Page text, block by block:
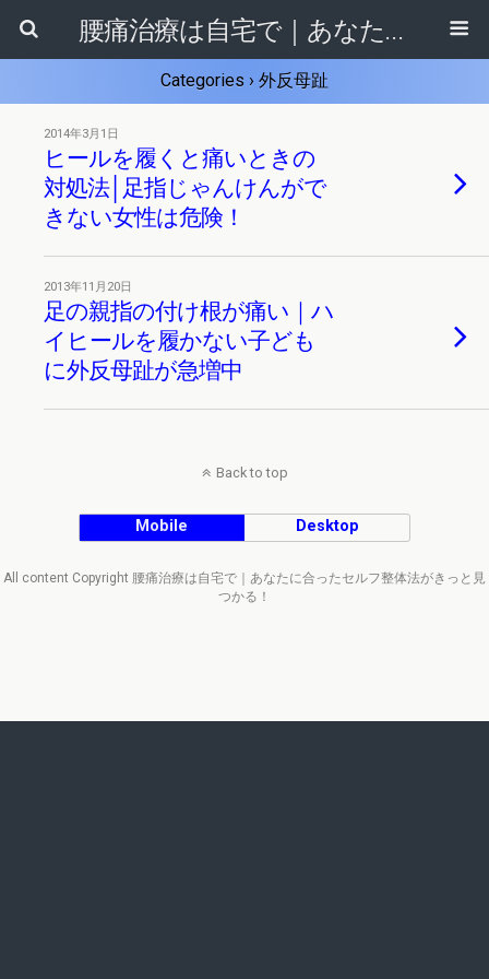
腰痛治療は自宅で｜あなたに合ったセルフ整体法がきっと見つかる！
Categories › 外反母趾
2014年3月1日
ヒールを履くと痛いときの
対処法│足指じゃんけんがで
きない女性は危険！
2013年11月20日
足の親指の付け根が痛い｜ハ
イヒールを履かない子ども
に外反母趾が急増中
Back to top
Mobile Desktop
All content Copyright 腰痛治療は自宅で｜あなたに合ったセルフ整体法がきっと見
つかる！